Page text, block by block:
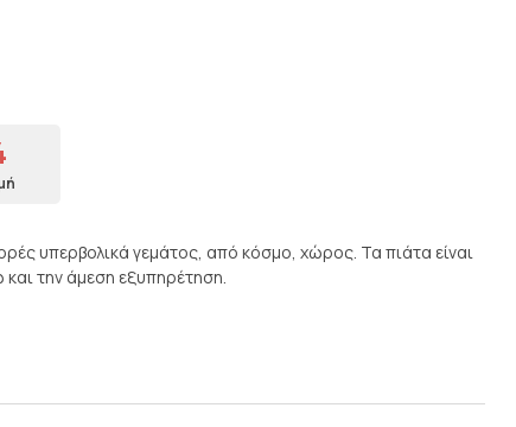
υπερβολικά γεμάτος, από κόσμο, χώρος. Τα πιάτα είναι
την άμεση εξυπηρέτηση.